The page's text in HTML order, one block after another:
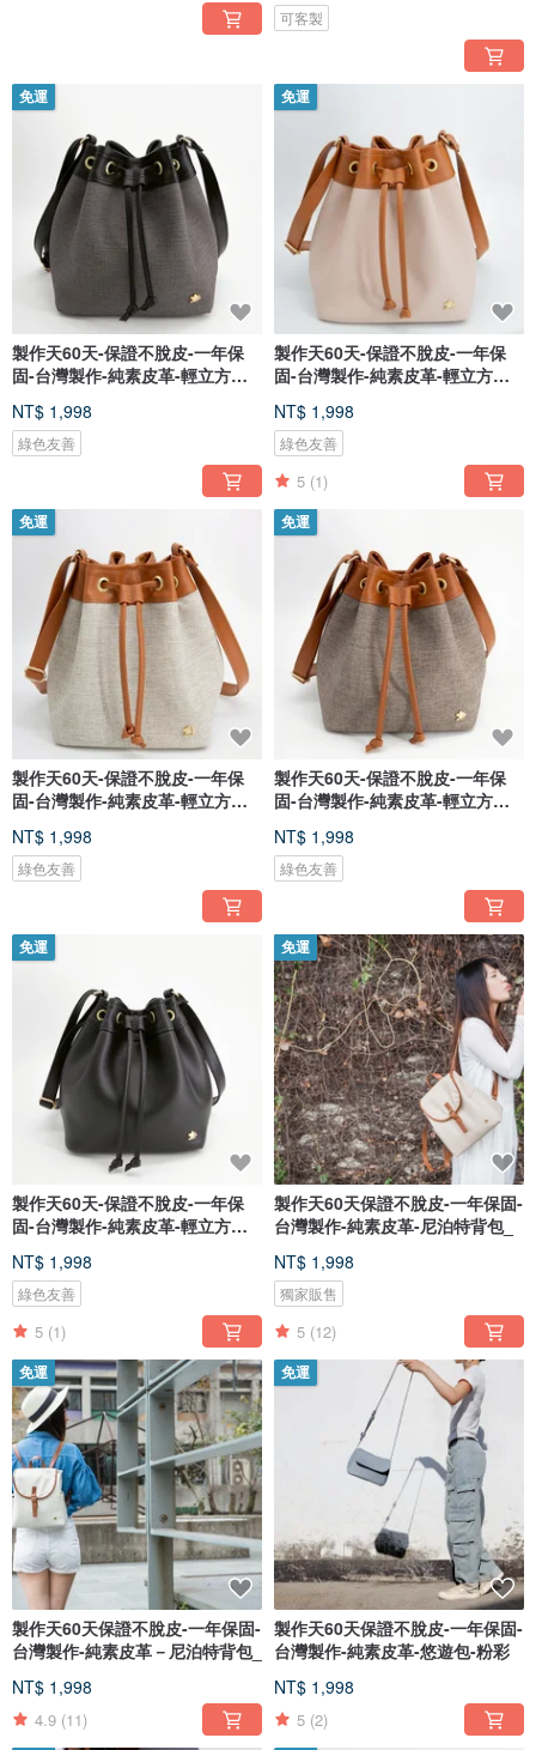
堅持親手製作每一件作品。
在留學時期，
法國的藝術氛圍喚起她的創作靈感，
尤其喜愛巴黎瑪黑區的設計產品。
如今已過了多個年頭，
她依然沒忘記巴黎學習的創作手藝,
持續製做出許多強烈設計美感的經典作品,
除此之外,
實用性,耐用性,搭配性也是設計師所堅持的品牌訴求.
她希望親手創造的每一件作品,都能裝載美好回憶。
現在，
您可以親自感受C.L.M產品所富含的手感溫度。
可客製
免運
製作天60天-保證不脫皮-一年保
固-台灣製作-純素皮革-輕立方水
NT$ 1,998
綠色友善
免運
製作天60天-保證不脫皮-一年保
固-台灣製作-純素皮革-輕立方水
NT$ 1,998
綠色友善
5 (1)
免運
製作天60天-保證不脫皮-一年保
固-台灣製作-純素皮革-輕立方水
NT$ 1,998
綠色友善
免運
製作天60天-保證不脫皮-一年保
固-台灣製作-純素皮革-輕立方水
NT$ 1,998
綠色友善
免運
製作天60天-保證不脫皮-一年保
固-台灣製作-純素皮革-輕立方水
NT$ 1,998
綠色友善
5 (1)
免運
製作天60天保證不脫皮-一年保固-
台灣製作-純素皮革-尼泊特背包_
NT$ 1,998
獨家販售
5 (12)
免運
製作天60天保證不脫皮-一年保固-
台灣製作-純素皮革－尼泊特背包_
NT$ 1,998
4.9 (11)
免運
製作天60天保證不脫皮-一年保固-
台灣製作-純素皮革-悠遊包-粉彩
NT$ 1,998
5 (2)